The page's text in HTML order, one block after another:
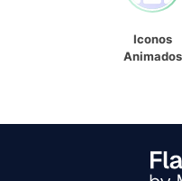
Iconos
Animados